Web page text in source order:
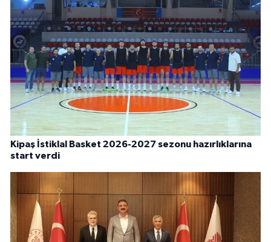
Kipaş İstiklal Basket 2026-2027 sezonu hazırlıklarına
start verdi